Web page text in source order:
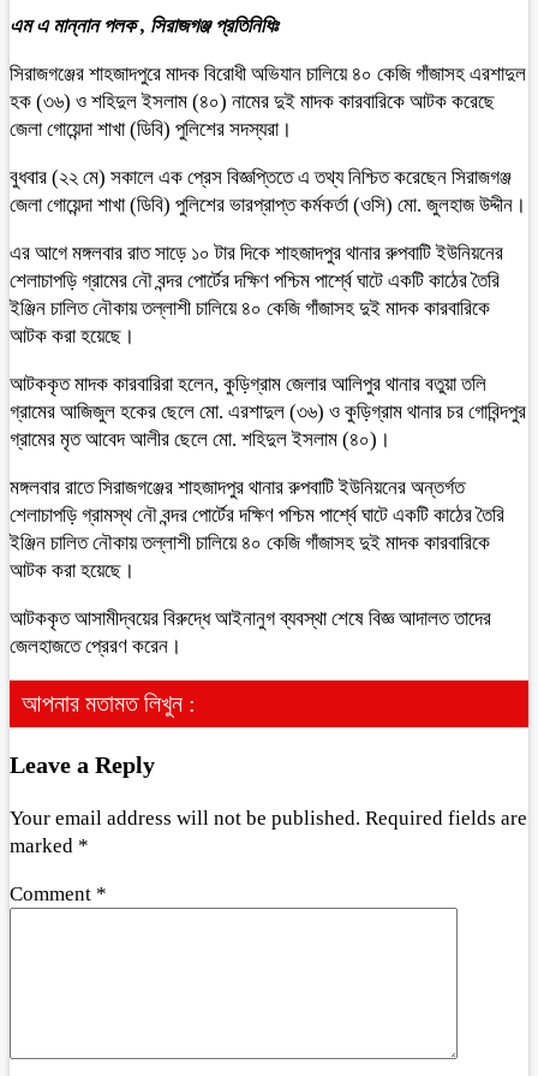
এম এ মান্নান পলক , সিরাজগঞ্জ প্রতিনিধিঃ
সিরাজগঞ্জের শাহজাদপুরে মাদক বিরোধী অভিযান চালিয়ে ৪০ কেজি গাঁজাসহ এরশাদুল
হক (৩৬) ও শহিদুল ইসলাম (৪০) নামের দুই মাদক কারবারিকে আটক করেছে
জেলা গোয়েন্দা শাখা (ডিবি) পুলিশের সদস্যরা।
বুধবার (২২ মে) সকালে এক প্রেস বিজ্ঞপ্তিতে এ তথ্য নিশ্চিত করেছেন সিরাজগঞ্জ
জেলা গোয়েন্দা শাখা (ডিবি) পুলিশের ভারপ্রাপ্ত কর্মকর্তা (ওসি) মো. জুলহাজ উদ্দীন।
এর আগে মঙ্গলবার রাত সাড়ে ১০ টার দিকে শাহজাদপুর থানার রুপবাটি ইউনিয়নের
শেলাচাপড়ি গ্রামের নৌ বন্দর পোর্টের দক্ষিণ পশ্চিম পার্শ্বে ঘাটে একটি কাঠের তৈরি
ইঞ্জিন চালিত নৌকায় তল্লাশী চালিয়ে ৪০ কেজি গাঁজাসহ দুই মাদক কারবারিকে
আটক করা হয়েছে।
আটককৃত মাদক কারবারিরা হলেন, কুড়িগ্রাম জেলার আলিপুর থানার বতুয়া তলি
গ্রামের আজিজুল হকের ছেলে মো. এরশাদুল (৩৬) ও কুড়িগ্রাম থানার চর গোবিন্দপুর
গ্রামের মৃত আবেদ আলীর ছেলে মো. শহিদুল ইসলাম (৪০)।
মঙ্গলবার রাতে সিরাজগঞ্জের শাহজাদপুর থানার রুপবাটি ইউনিয়নের অন্তর্গত
শেলাচাপড়ি গ্রামস্থ নৌ বন্দর পোর্টের দক্ষিণ পশ্চিম পার্শ্বে ঘাটে একটি কাঠের তৈরি
ইঞ্জিন চালিত নৌকায় তল্লাশী চালিয়ে ৪০ কেজি গাঁজাসহ দুই মাদক কারবারিকে
আটক করা হয়েছে।
আটককৃত আসামীদ্বয়ের বিরুদ্ধে আইনানুগ ব্যবস্থা শেষে বিজ্ঞ আদালত তাদের
জেলহাজতে প্রেরণ করেন।
আপনার মতামত লিখুন :
Leave a Reply
Your email address will not be published. Required fields are
marked *
Comment *